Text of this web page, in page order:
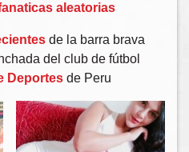
aleatorias
de la barra brava
del club de fútbol
Deportes de Peru